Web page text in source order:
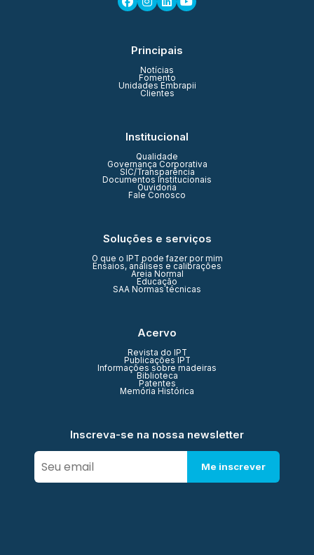
Principais
Notícias
Fomento
Unidades Embrapii
Clientes
Institucional
Qualidade
Governança Corporativa
SIC/Transparência
Documentos Institucionais
Ouvidoria
Fale Conosco
Soluções e serviços
O que o IPT pode fazer por mim
Ensaios, análises e calibrações
Areia Normal
Educação
SAA Normas técnicas
Acervo
Revista do IPT
Publicações IPT
Informações sobre madeiras
Biblioteca
Patentes
Memória Histórica
Inscreva-se na nossa newsletter
Me inscrever